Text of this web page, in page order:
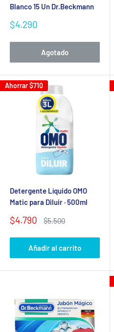
Blanco 15 Un Dr.Beckmann
Precio
venta
$4.290
Agotado
Ahorrar$710
Detergente Líquido OMO
Matic para Diluir · 500ml
Precio
venta
$4.790
Precio
$5.500
Añadir al carrito